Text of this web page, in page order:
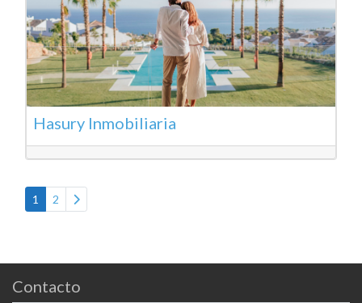
Hasury Inmobiliaria
Posts navigation
1 2 Entradas anteriores
Contacto